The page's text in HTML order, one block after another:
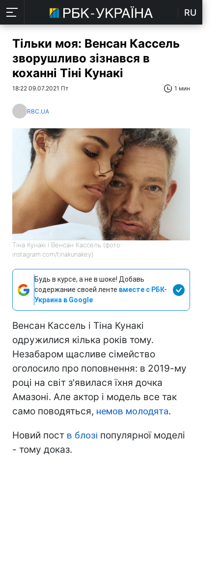
RU
Тільки моя: Венсан Кассель
зворушливо зізнався в
коханні Тіні Кунакі
18:22 09.07.2021 Пт 1 мин
RBC.UA
Тіна Кунакі і Венсан Кассель (фото:
instagram.com/tinakunakey)
Будь в курсе, а не в шоке! Добавь
содержание своей ленте вместе с РБК-
Украина в Google
Венсан Кассель і Тіна Кунакі
одружилися кілька років тому.
Незабаром щасливе сімейство
оголосило про поповнення: в 2019-му
році на світ з'явилася їхня дочка
Амазоні. Але актор і модель все так
само поводяться, немов молодята.
Новий пост в блозі популярної моделі
- тому доказ.